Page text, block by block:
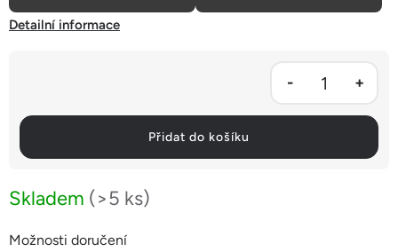
Skladem (>5 ks)
Možnosti doručení
Přidat do košíku
Detailní informace